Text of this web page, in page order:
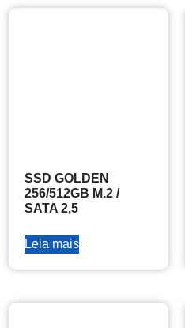
SSD GOLDEN
256/512GB M.2 /
SATA 2,5
Leia mais